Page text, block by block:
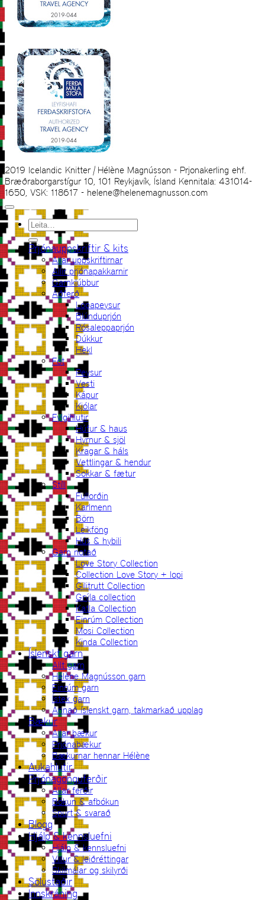
2019 Icelandic Knitter | Hélène Magnússon - Prjonakerling ehf.
Bræðraborgarstígur 10, 101 Reykjavík, Ísland Kennitala: 431014-
1650, VSK: 118617 - helene@helenemagnusson.com
Leita
eftir:
Prjónauppskriftir & kits
Allar uppskriftirnar
Allir prjónapakkarnir
Garnklúbbur
Aðferð
Lopapeysur
Blúnduprjón
Rósaleppaprjón
Dúkkur
Hekl
Föt
Peysur
Vesti
Kápur
Kjólar
Fylgihlutir
Húfur & haus
Hyrnur & sjöl
Kragar & háls
Vettlingar & hendur
Sokkar & fætur
Stíll
Fullorðin
Karlmenn
Börn
Leikföng
Hús & hybili
Garn notað
Love Story Collection
Collection Love Story + lopi
Gilitrutt Collection
Grýla collection
Katla Collection
Einrúm Collection
Mosi Collection
Kinda Collection
Íslenskt garn
Allt garn
Hélène Magnússon garn
Einrúm garn
Ístex garn
Annað íslenskt garn, takmarkað upplag
Bækur
Allar bækur
Prjónabækur
Bækurnar hennar Hélène
Aukahlutir
Prjónagönguferðir
Allar ferðir
Bókun & afbókun
Spurt & svarað
Blogg
Hjálp & kennsluefni
Hjálp & kennsluefni
Villur & leiðréttingar
Skilmálar og skilyrði
Sölustaðir
Innskráning